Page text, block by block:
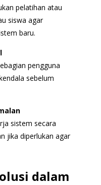
pelatihan atau
siswa agar
baru.
pengguna
sebelum
sistem secara
jika diperlukan agar
dalam